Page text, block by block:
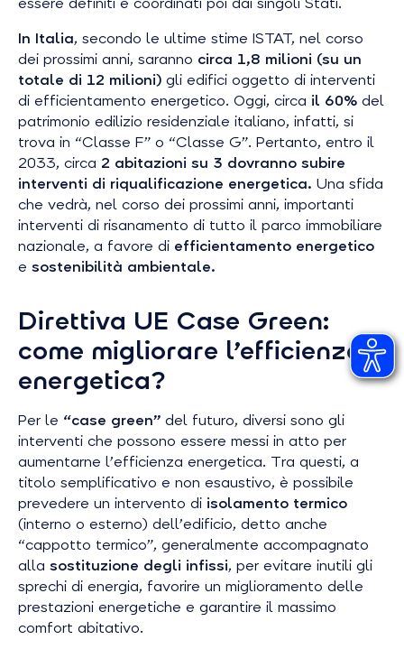
In Italia, secondo le ultime stime ISTAT, nel corso
dei prossimi anni, saranno circa 1,8 milioni (su un
totale di 12 milioni) gli edifici oggetto di interventi
di efficientamento energetico. Oggi, circa il 60% del
patrimonio edilizio residenziale italiano, infatti, si
trova in “Classe F” o “Classe G”. Pertanto, entro il
2033, circa 2 abitazioni su 3 dovranno subire
interventi di riqualificazione energetica. Una sfida
che vedrà, nel corso dei prossimi anni, importanti
interventi di risanamento di tutto il parco immobiliare
nazionale, a favore di efficientamento energetico
e sostenibilità ambientale.
Direttiva UE Case Green:
come migliorare l’efficienza
energetica?
Per le “case green” del futuro, diversi sono gli
interventi che possono essere messi in atto per
aumentarne l’efficienza energetica. Tra questi, a
titolo semplificativo e non esaustivo, è possibile
prevedere un intervento di isolamento termico
(interno o esterno) dell’edificio, detto anche
“cappotto termico”, generalmente accompagnato
alla sostituzione degli infissi, per evitare inutili gli
sprechi di energia, favorire un miglioramento delle
prestazioni energetiche e garantire il massimo
comfort abitativo.